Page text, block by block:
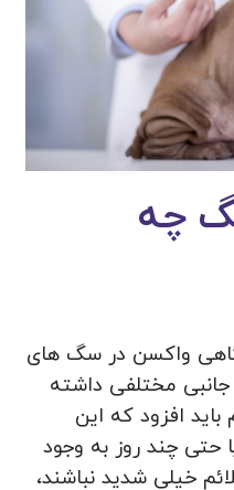
چه
واکسن در سگ های
مختلفی داشته
افزود که این
حتی چند روز به وجود
خیلی شدید نباشند،